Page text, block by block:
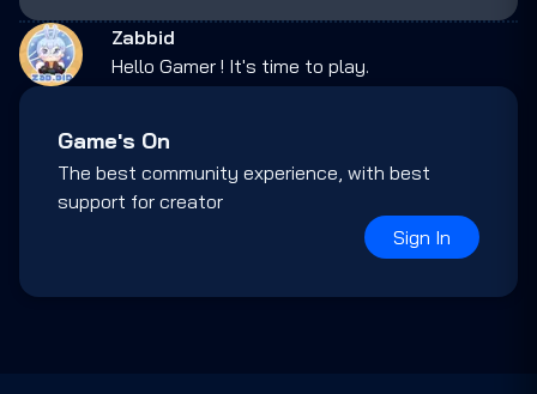
Zabbid
Hello Gamer ! It's time to play.
Game's On
The best community experience, with best
support for creator
Sign In